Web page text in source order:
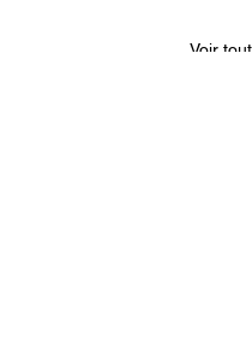
Voir tout